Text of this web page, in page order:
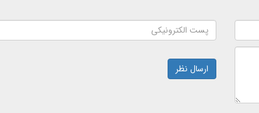
ارسال نظر